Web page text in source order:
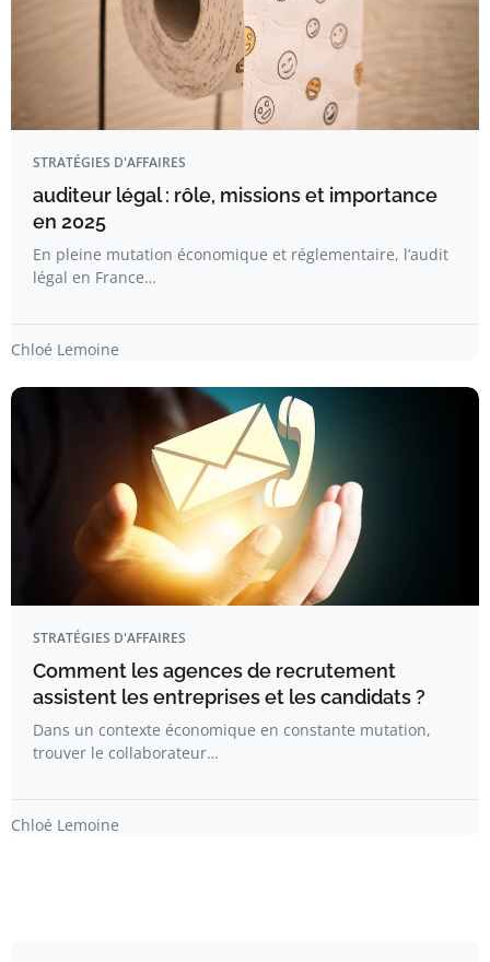
STRATÉGIES D'AFFAIRES
auditeur légal : rôle, missions et importance
en 2025
En pleine mutation économique et réglementaire, l’audit
légal en France…
Chloé Lemoine
STRATÉGIES D'AFFAIRES
Comment les agences de recrutement
assistent les entreprises et les candidats ?
Dans un contexte économique en constante mutation,
trouver le collaborateur…
Chloé Lemoine